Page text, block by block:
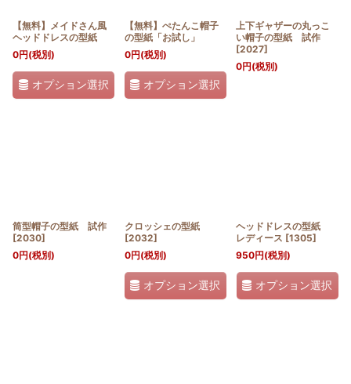
【無料】メイドさん風
ヘッドドレスの型紙
0円(税別)
オプション選択
【無料】ぺたんこ帽子
の型紙「お試し」
0円(税別)
オプション選択
上下ギャザーの丸っこ
い帽子の型紙 試作
[2027]
0円(税別)
筒型帽子の型紙 試作
[2030]
0円(税別)
クロッシェの型紙
[2032]
0円(税別)
オプション選択
ヘッドドレスの型紙
レディース [1305]
950円(税別)
オプション選択